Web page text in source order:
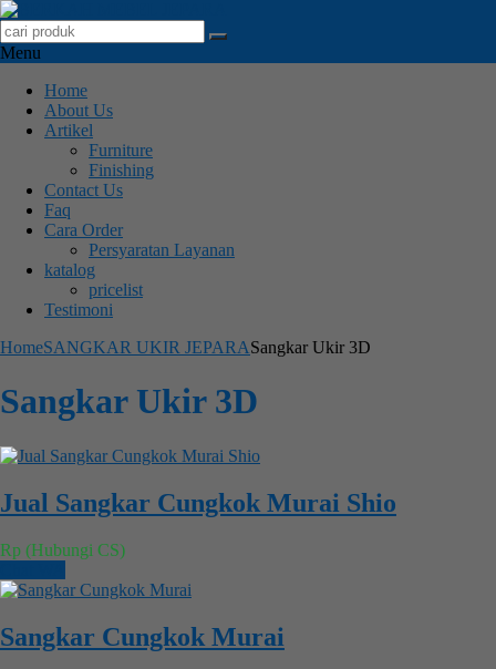
Menu
Home
About Us
Artikel
Furniture
Finishing
Contact Us
Faq
Cara Order
Persyaratan Layanan
katalog
pricelist
Testimoni
HomeSANGKAR UKIR JEPARASangkar Ukir 3D
Sangkar Ukir 3D
Jual Sangkar Cungkok Murai Shio
Rp (Hubungi CS)
Sangkar Cungkok Murai